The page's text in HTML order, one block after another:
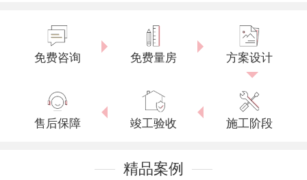
免费咨询 免费量房 方案设计
售后保障 竣工验收 施工阶段
精品案例